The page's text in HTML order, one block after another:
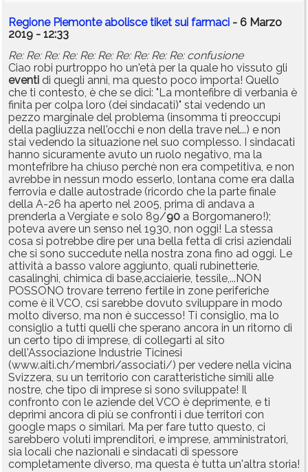
Regione Piemonte abolisce tiket sui farmaci - 6 Marzo
2019 - 12:33
Re: Re: Re: Re: Re: Re: Re: Re: Re: Re: confusione
Ciao robi purtroppo ho un'età per la quale ho vissuto gli
eventi di quegli anni, ma questo poco importa! Quello
che ti contesto, è che se dici: "La montefibre di verbania è
finita per colpa loro (dei sindacati)" stai vedendo un
pezzo marginale del problema (insomma ti preoccupi
della pagliuzza nell'occhi e non della trave nel...) e non
stai vedendo la situazione nel suo complesso. I sindacati
hanno sicuramente avuto un ruolo negativo, ma la
montefribre ha chiuso perchè non era competitiva, e non
avrebbe in nessun modo esserlo, lontana come era dalla
ferrovia e dalle autostrade (ricordo che la parte finale
della A-26 ha aperto nel 2005, prima di andava a
prenderla a Vergiate e solo 89/90 a Borgomanero!);
poteva avere un senso nel 1930, non oggi! La stessa
cosa si potrebbe dire per una bella fetta di crisi aziendali
che si sono succedute nella nostra zona fino ad oggi. Le
attività a basso valore aggiunto, quali rubinetterie,
casalinghi, chimica di base,acciaierie, tessile,...NON
POSSONO trovare terreno fertile in zone periferiche
come è il VCO, csi sarebbe dovuto sviluppare in modo
molto diverso, ma non è successo! Ti consiglio, ma lo
consiglio a tutti quelli che sperano ancora in un ritorno di
un certo tipo di imprese, di collegarti al sito
dell'Associazione Industrie Ticinesi
(www.aiti.ch/membri/associati/) per vedere nella vicina
Svizzera, su un territorio con caratteristiche simili alle
nostre, che tipo di imprese si sono sviluppate! Il
confronto con le aziende del VCO è deprimente, e ti
deprimi ancora di più se confronti i due territori con
google maps o similari. Ma per fare tutto questo, ci
sarebbero voluti imprenditori, e imprese, amministratori,
sia locali che nazionali e sindacati di spessore
completamente diverso, ma questa è tutta un'altra storia!